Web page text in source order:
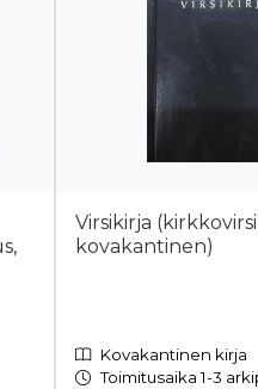
Virsikirja
kovakantinen)
Kovakantinen kirja
Toimitusaika 1-3